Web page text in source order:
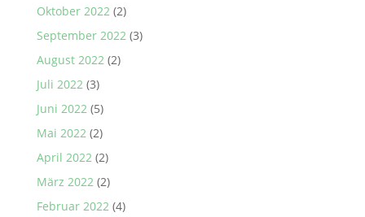
Oktober 2022(2)
September 2022(3)
August 2022(2)
Juli 2022(3)
Juni 2022(5)
Mai 2022(2)
April 2022(2)
März 2022(2)
Februar 2022(4)